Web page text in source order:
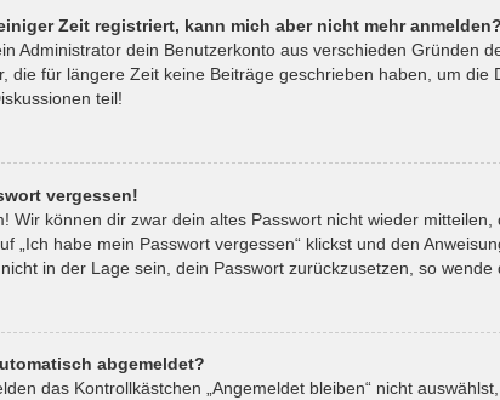
Zeit registriert, kann mich aber nicht mehr
Administrator dein Benutzerkonto aus verschieden Gründen
die für längere Zeit keine Beiträge geschrieben haben, um
teil!
vergessen!
Wir können dir zwar dein altes Passwort nicht wieder
„Ich habe mein Passwort vergessen“ klickst und den
in der Lage sein, dein Passwort zurückzusetzen, so wende
abgemeldet?
das Kontrollkästchen „Angemeldet bleiben“ nicht